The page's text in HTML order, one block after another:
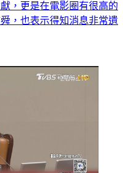
，更是在電影圈有很高的
，也表示得知消息非常遺